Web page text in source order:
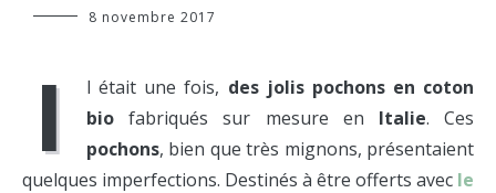
Virginie 8 novembre 2017
I l était une fois, des jolis pochons en coton
bio fabriqués sur mesure en Italie. Ces
pochons, bien que très mignons, présentaient
quelques imperfections. Destinés à être offerts avec le